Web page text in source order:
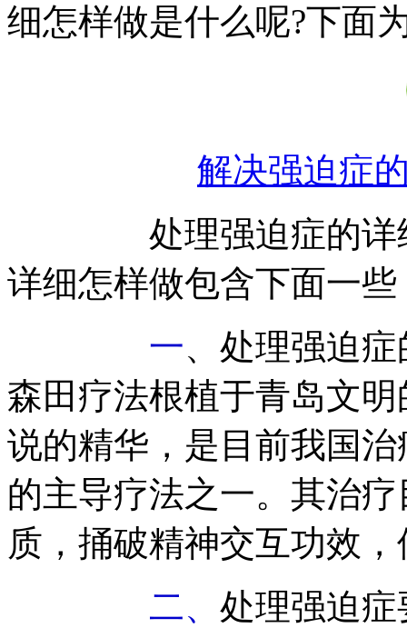
细怎样做是什么呢?下面
解决强迫症
处理强迫症的详细
详细怎样做包含下面一些
一、处理强迫
森田疗法根植于青岛文
说的精华，是目前我国
的主导疗法之一。其治
质，捅破精神交互功效
二、 处理强迫